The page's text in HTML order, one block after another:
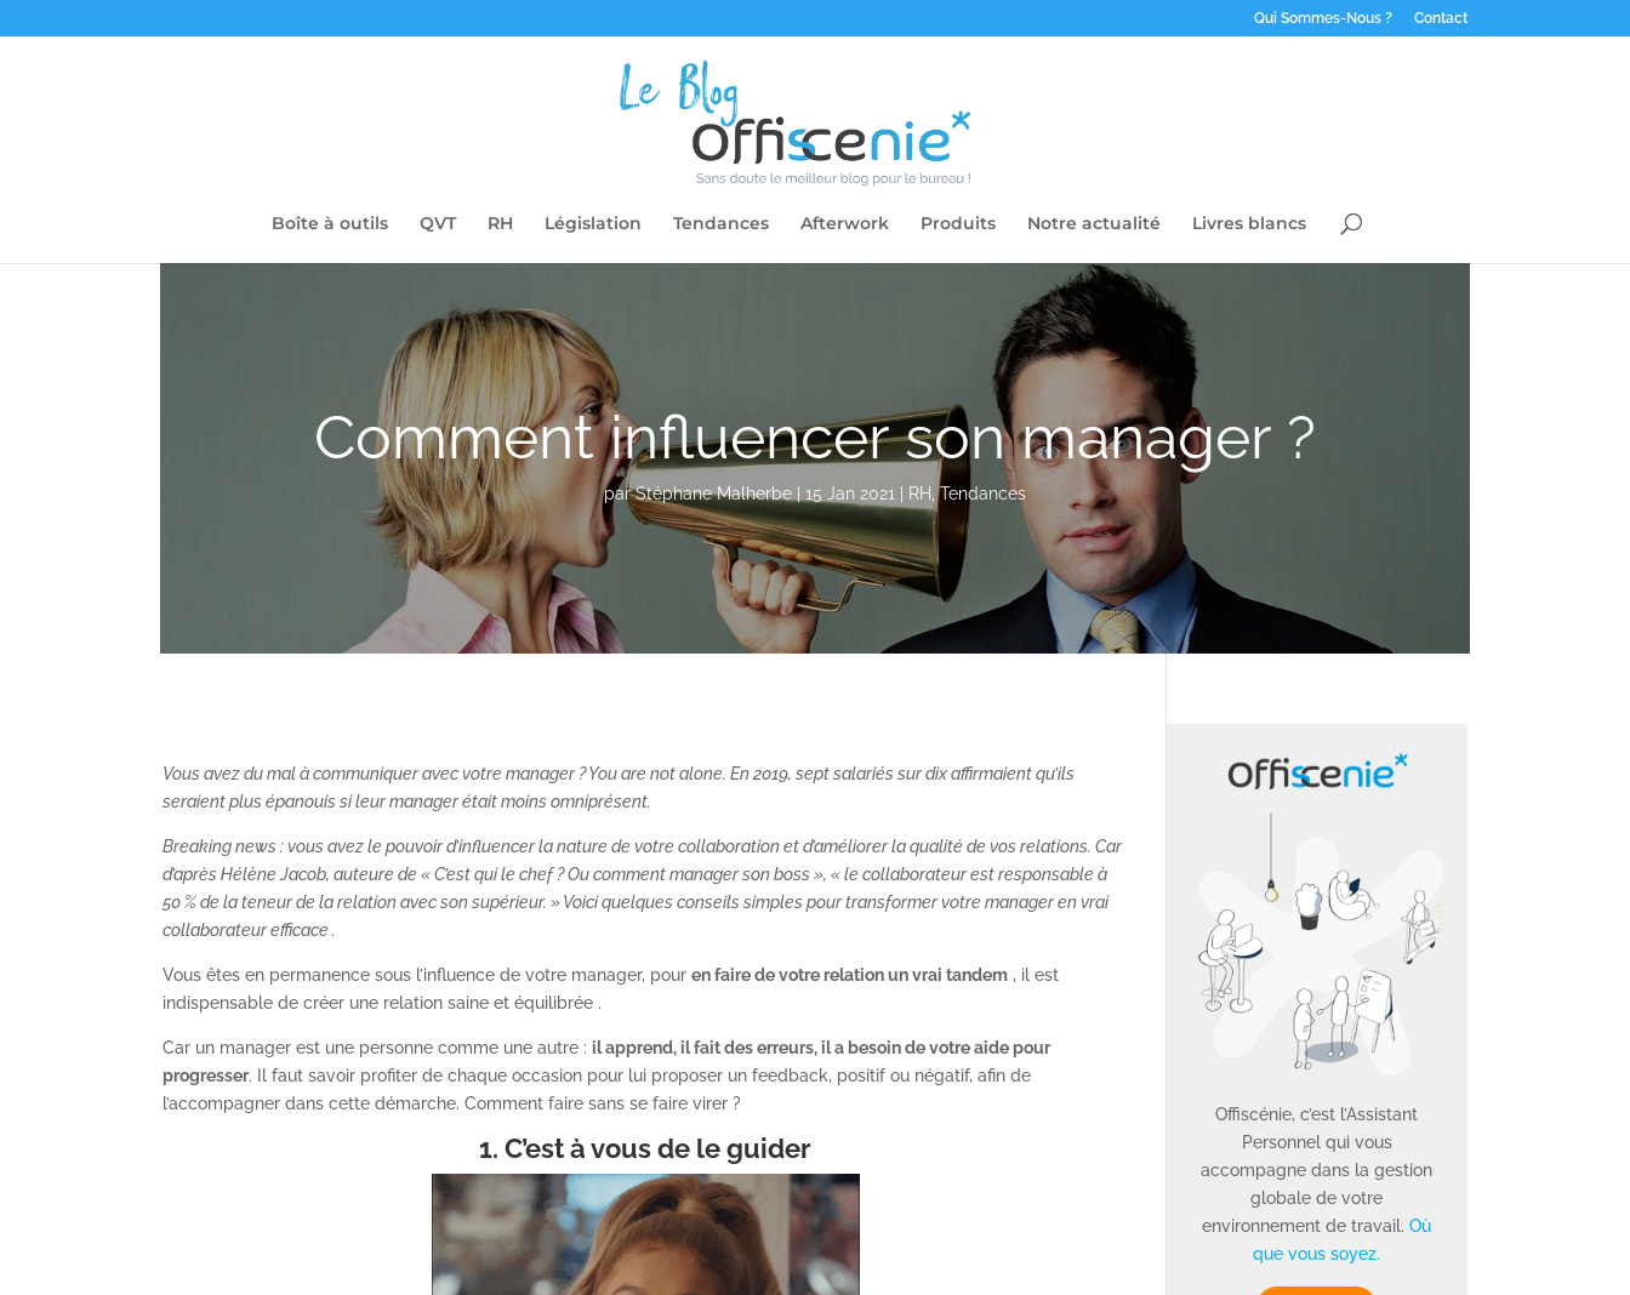
Qui Sommes-Nous ? Contact
Boîte à outils QVT RH Législation Tendances Afterwork Produits Notre actualité Livres blancs
Comment influencer son manager ?
parStéphane Malherbe 15 Jan 2021 RH ,Tendances
Vous avez du mal à communiquer avec votre manager ? You are not alone. En 2019, sept salariés sur dix affirmaient qu’ils
seraient plus épanouis si leur manager était moins omniprésent.
Breaking news : vous avez le pouvoir d’influencer la nature de votre collaboration et d’améliorer la qualité de vos relations. Car
d’après Hélène Jacob, auteure de « C’est qui le chef ? Ou comment manager son boss », « le collaborateur est responsable à
50 % de la teneur de la relation avec son supérieur. » Voici quelques conseils simples pour transformer votre manager en vrai
collaborateur efficace .
Vous êtes en permanence sous l’influence de votre manager, pouren faire de votre relation un vrai tandem , il est
indispensable de créer une relation saine et équilibrée .
Car un manager est une personne comme une autre : il apprend, il fait des erreurs, il a besoin de votre aide pour
progresser. Il faut savoir profiter de chaque occasion pour lui proposer un feedback, positif ou négatif, afin de
l’accompagner dans cette démarche. Comment faire sans se faire virer ?
1. C’est à vous de le guider
Offiscénie, c’est l’Assistant
Personnel qui vous
accompagne dans la gestion
globale de votre
environnement de travail.Où
que vous soyez.